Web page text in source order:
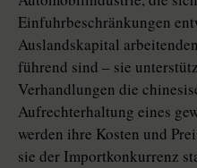
Einfuhrbeschränkungen
Auslandskapital
führend sind – sie
Verhandlungen die
Aufrechterhaltung eines
werden ihre Kosten und
sie der Importkonkurrenz